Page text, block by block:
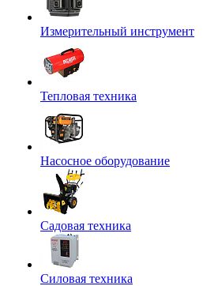
Измерительный инструмент
Тепловая техника
Насосное оборудование
Садовая техника
Силовая техника